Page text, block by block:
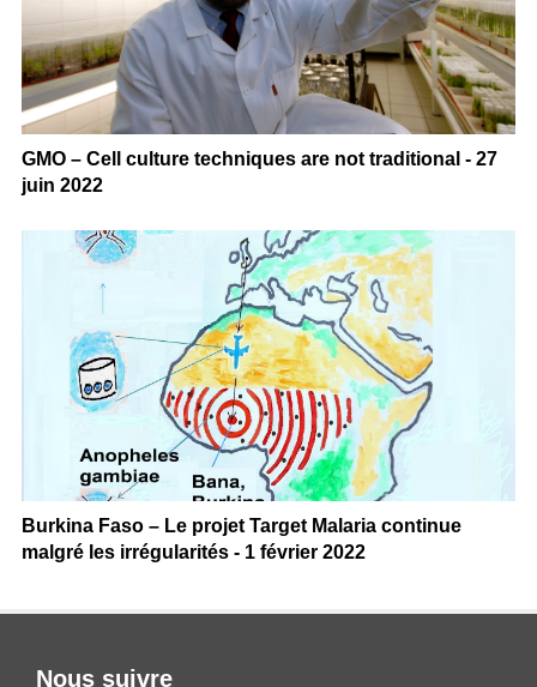
GMO – Cell culture techniques are not traditional - 27
juin 2022
Burkina Faso – Le projet Target Malaria continue
malgré les irrégularités - 1 février 2022
Nous suivre